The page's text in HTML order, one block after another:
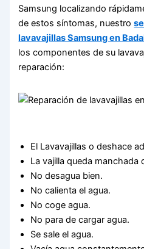
Samsung localizando
de estos síntomas, nuestro
lavavajillas Samsung en
los componentes de su
reparación:
El Lavavajillas o deshace
La vajilla queda manchada
No desagua bien.
No calienta el agua.
No coge agua.
No para de cargar agua.
Se sale el agua.